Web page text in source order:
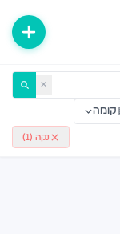
✕
קומה
נקה ( 1
)